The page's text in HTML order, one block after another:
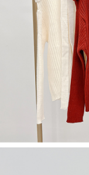
Untuk memenuhi
penggunaan OP Pay
anda (termasuk
tujuan pengumpulan,
diperlukan untuk
pengesahan semula
Untuk terma
https://oppay.tw/
style">https://oppay.tw/
【Panduan
1. Perkhidmatan ini
mudah alih boleh
akan menggunakan
pembeli, no. telefon,
penggunaan
Data Peribadi,
(https://aftee.tw/
Jumlah yang
kelulusan boleh
pembayaran dalam
20% setahun akan
mendapatkan
untuk menggunakan
Sila hubungi NP